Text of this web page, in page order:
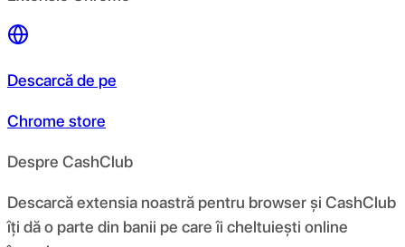
Descarcă de pe
Chrome store
Despre CashClub
Descarcă extensia noastră pentru browser și CashClub
îți dă o parte din banii pe care îi cheltuiești online